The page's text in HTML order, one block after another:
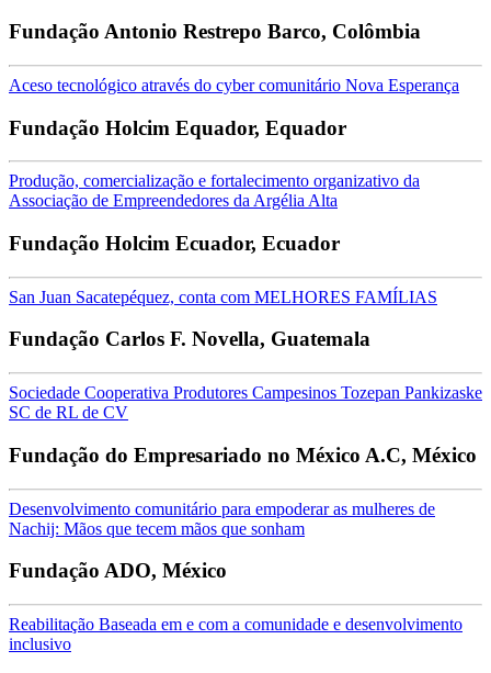
Fundação Antonio Restrepo Barco, Colômbia
Aceso tecnológico através do cyber comunitário Nova Esperança
Fundação Holcim Equador, Equador
Produção, comercialização e fortalecimento organizativo da
Associação de Empreendedores da Argélia Alta
Fundação Holcim Ecuador, Ecuador
San Juan Sacatepéquez, conta com MELHORES FAMÍLIAS
Fundação Carlos F. Novella, Guatemala
Sociedade Cooperativa Produtores Campesinos Tozepan Pankizaske
SC de RL de CV
Fundação do Empresariado no México A.C, México
Desenvolvimento comunitário para empoderar as mulheres de
Nachij: Mãos que tecem mãos que sonham
Fundação ADO, México
Reabilitação Baseada em e com a comunidade e desenvolvimento
inclusivo